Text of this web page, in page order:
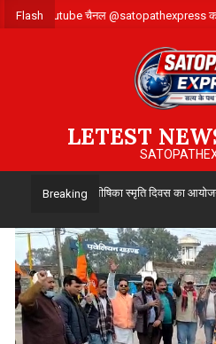
Skip
to
Flash
,हमारे Youtube चैनल
LETEST
Breaking
को विभाजन विभीषिका स्मृति दिवस का आयोजन